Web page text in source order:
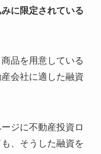
に限定されている
品を用意している
会社に適した融資
ジに不動産投資ロ
、そうした融資を